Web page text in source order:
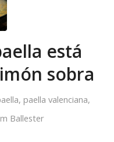
está
sobra
, paella valenciana,
Ballester